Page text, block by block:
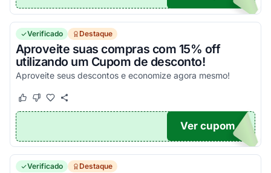
Verificado Destaque
Aproveite suas compras com 15% off
utilizando um Cupom de desconto!
Aproveite seus descontos e economize agora mesmo!
Este cupom funcionou
Este cupom não funcionou
E15
Ver cupom
Verificado Destaque